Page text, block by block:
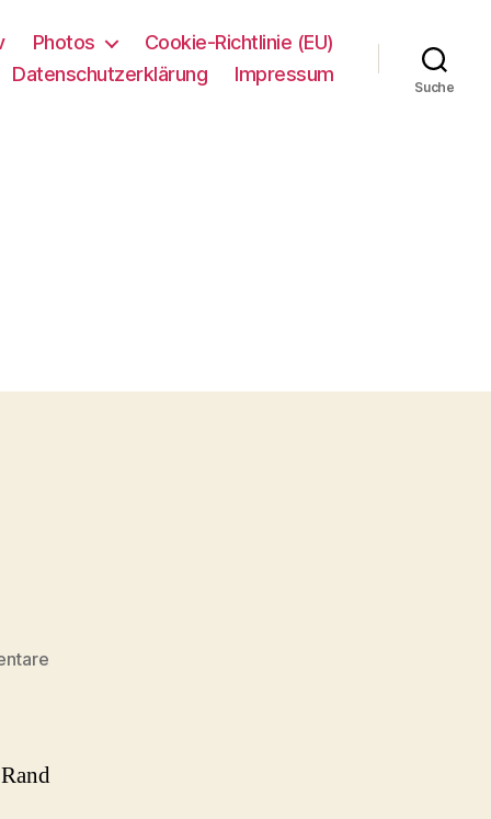
Photos
Cookie-Richtlinie (EU)
Datenschutzerklärung
Impressum
Suche
zu